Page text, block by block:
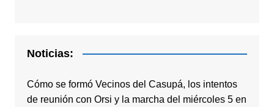
Noticias:
Cómo se formó Vecinos del Casupá, los intentos
de reunión con Orsi y la marcha del miércoles 5 en